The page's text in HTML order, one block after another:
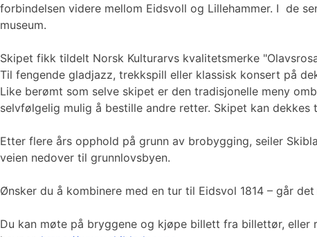
forbindelsen videre mellom Eidsvoll og Lillehammer. I de
museum.
Skipet fikk tildelt Norsk Kulturarvs kvalitetsmerke
Til fengende gladjazz, trekkspill eller klassisk konsert på
Like berømt som selve skipet er den tradisjonelle meny
selvfølgelig mulig å bestille andre retter. Skipet kan
Etter flere års opphold på grunn av brobygging, seiler
veien nedover til grunnlovsbyen.
Ønsker du å kombinere med en tur til Eidsvol 1814 – går
Du kan møte på bryggene og kjøpe billett fra billettør, eller